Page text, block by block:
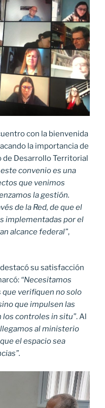
con la bienvenida
la importancia de
Desarrollo Territorial
convenio es una
que venimos
la gestión.
de la Red, de que el
implementadas por el
alcance federal”,
su satisfacción
“Necesitamos
verifiquen no solo
que impulsen las
los controles in situ”. Al
llegamos al ministerio
el espacio sea